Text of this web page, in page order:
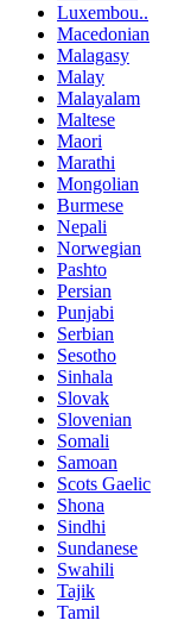
Luxembou..
Macedonian
Malagasy
Malay
Malayalam
Maltese
Maori
Marathi
Mongolian
Burmese
Nepali
Norwegian
Pashto
Persian
Punjabi
Serbian
Sesotho
Sinhala
Slovak
Slovenian
Somali
Samoan
Scots Gaelic
Shona
Sindhi
Sundanese
Swahili
Tajik
Tamil